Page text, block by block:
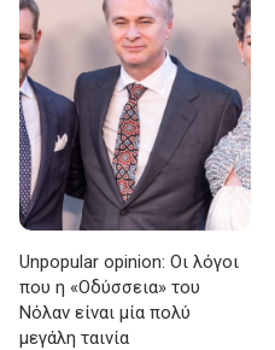
Unpopular opinion: Οι λόγοι
που η «Οδύσσεια» του
Νόλαν είναι μία πολύ
μεγάλη ταινία